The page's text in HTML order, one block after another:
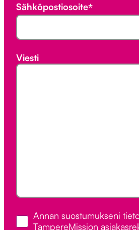
Sähköpostiosoite*
Viesti
Henkilötietojen
tallennus
*
Annan suostumukseni
TampereMission